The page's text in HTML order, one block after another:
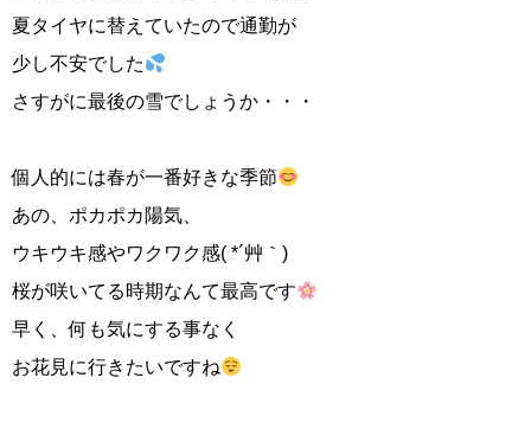
夏タイヤに替えていたので通勤が
少し不安でした
さすがに最後の雪でしょうか・・・
個人的には春が一番好きな季節
あの、ポカポカ陽気、
ウキウキ感やワクワク感( *´艸｀)
桜が咲いてる時期なんて最高です
早く、何も気にする事なく
お花見に行きたいですね